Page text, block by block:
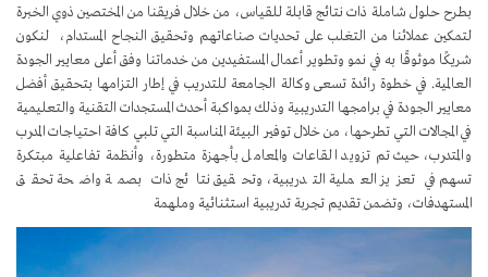
بطرح حلول شاملة ذات نتائج قابلة للقياس، من خلال فريقنا من المختصين ذوي الخبرة
لتمكين عملائنا من التغلب على تحديات صناعاتهم وتحقيق النجاح المستدام، لنكون
شريكًا موثوقًا به في نمو وتطوير أعمال المستفيدين من خدماتنا وفق أعلى معايير الجودة
العالمية. في خطوة رائدة تسعى وكالة الجامعة للتدريب في إطار التزامها بتحقيق أفضل
معايير الجودة في برامجها التدريبية وذلك بمواكبة أحدث المستجدات التقنية والتعليمية
في المجالات التي تطرحها، من خلال توفير البيئة المناسبة التي تلبي كافة احتياجات المدرب
والمتدرب، حيث تم تزويد القاعات والمعامل بأجهزة متطورة، وأنظمة تفاعلية مبتكرة
تسهم في تعزيز العملية التدريبية، وتحقيق نتائج ذات بصمة واضحة تحقق
المستهدفات، وتضمن تقديم تجربة تدريبية استثنائية وملهمة